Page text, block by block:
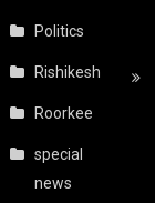
Politics
Rishikesh
Roorkee
special
news